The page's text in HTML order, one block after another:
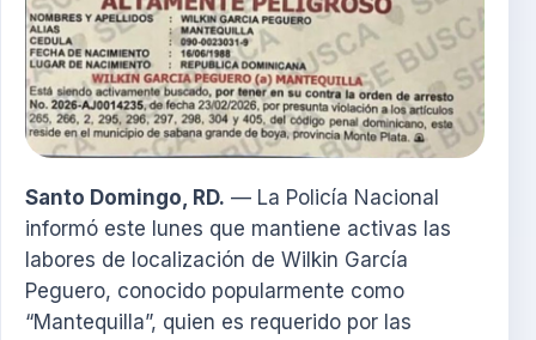
Santo Domingo, RD. — La Policía Nacional
informó este lunes que mantiene activas las
labores de localización de Wilkin García
Peguero, conocido popularmente como
“Mantequilla”, quien es requerido por las